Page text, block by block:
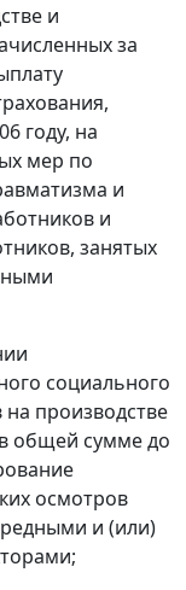
и
за
году, на
мер по
и
и
занятых
социального
на производстве
общей сумме до
осмотров
и (или)